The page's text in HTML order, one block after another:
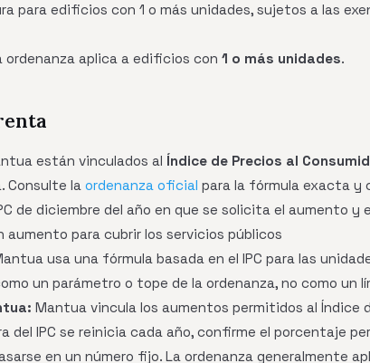
para edificios con 1 o más unidades, sujetos a las
ordenanza aplica a edificios con 1 o más unidades.
están vinculados al Índice de Precios al
Consulte la ordenanza oficial para la fórmula exacta y
de diciembre del año en que se solicita el aumento y
aumento para cubrir los servicios públicos
usa una fórmula basada en el IPC para las
un parámetro o tope de la ordenanza, no como un
Mantua vincula los aumentos permitidos al Índice
del IPC se reinicia cada año, confirme el porcentaje
en un número fijo. La ordenanza generalmente